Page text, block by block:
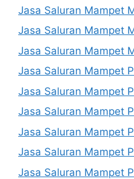
Jasa Saluran Mampet
Jasa Saluran Mampet
Jasa Saluran Mampet
Jasa Saluran Mampet
Jasa Saluran Mampet
Jasa Saluran Mampet
Jasa Saluran Mampet
Jasa Saluran Mampet
Jasa Saluran Mampet